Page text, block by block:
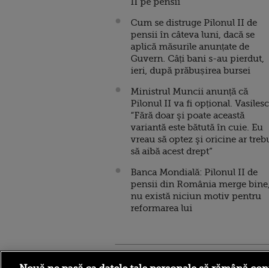
Cum se distruge Pilonul II de
pensii în câteva luni, dacă se
aplică măsurile anunțate de
Guvern. Câți bani s-au pierdut,
ieri, după prăbușirea bursei
Ministrul Muncii anunță că
Pilonul II va fi opțional.
“Fără doar şi poate această
variantă este bătută în cuie. Eu
vreau să optez şi oricine ar
să aibă acest drept”
Banca Mondială: Pilonul II de
pensii din România merge bine,
nu există niciun motiv pentru
reformarea lui